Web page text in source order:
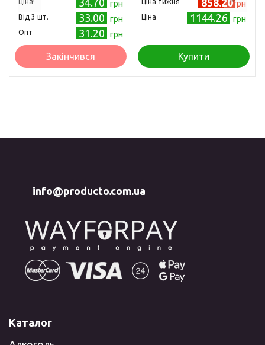
грн
Від 3 шт. 33.00 грн
Опт 31.20 грн
Закінчився
грн
Ціна 1144.26 грн
Купити
info@producto.com.ua
Каталог